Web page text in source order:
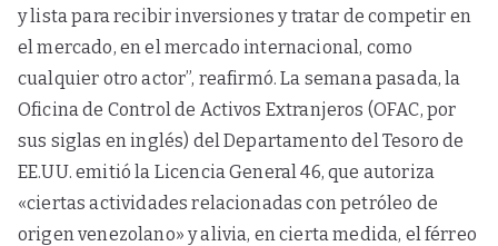
y lista para recibir inversiones y tratar de competir en
el mercado, en el mercado internacional, como
cualquier otro actor”, reafirmó. La semana pasada, la
Oficina de Control de Activos Extranjeros (OFAC, por
sus siglas en inglés) del Departamento del Tesoro de
EE.UU. emitió la Licencia General 46, que autoriza
«ciertas actividades relacionadas con petróleo de
origen venezolano» y alivia, en cierta medida, el férreo